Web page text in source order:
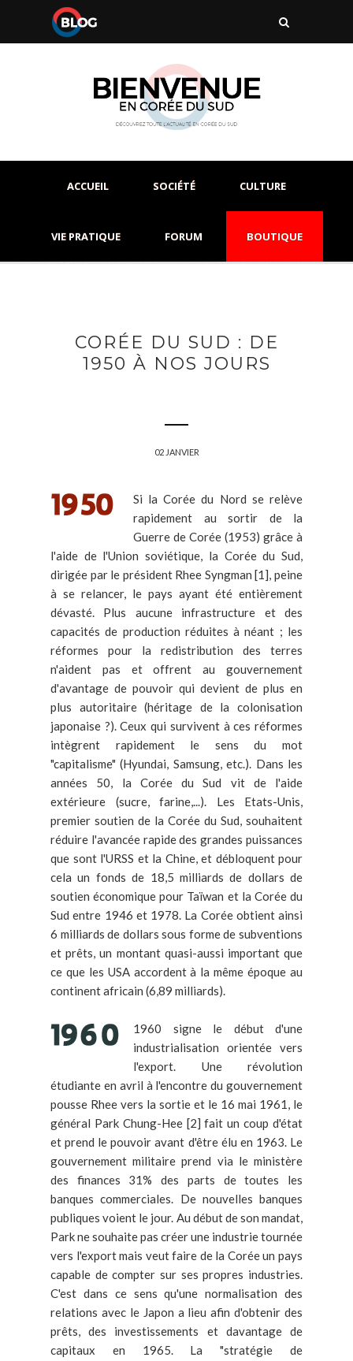
ACCUEIL SOCIÉTÉ CULTURE
VIE PRATIQUE FORUM BOUTIQUE
CORÉE DU SUD : DE
1950 À NOS JOURS
02 JANVIER
Si la Corée du Nord se relève
rapidement au sortir de la
Guerre de Corée (1953) grâce à
l'aide de l'Union soviétique, la Corée du Sud,
dirigée par le président Rhee Syngman [1], peine
à se relancer, le pays ayant été entièrement
dévasté. Plus aucune infrastructure et des
capacités de production réduites à néant ; les
réformes pour la redistribution des terres
n'aident pas et offrent au gouvernement
d'avantage de pouvoir qui devient de plus en
plus autoritaire (héritage de la colonisation
japonaise ?). Ceux qui survivent à ces réformes
intègrent rapidement le sens du mot
"capitalisme" (Hyundai, Samsung, etc.). Dans les
années 50, la Corée du Sud vit de l'aide
extérieure (sucre, farine,...). Les Etats-Unis,
premier soutien de la Corée du Sud, souhaitent
réduire l'avancée rapide des grandes puissances
que sont l'URSS et la Chine, et débloquent pour
cela un fonds de 18,5 milliards de dollars de
soutien économique pour Taïwan et la Corée du
Sud entre 1946 et 1978. La Corée obtient ainsi
6 milliards de dollars sous forme de subventions
et prêts, un montant quasi-aussi important que
ce que les USA accordent à la même époque au
continent africain (6,89 milliards).
1960 signe le début d'une
industrialisation orientée vers
l'export. Une révolution
étudiante en avril à l'encontre du gouvernement
pousse Rhee vers la sortie et le 16 mai 1961, le
général Park Chung-Hee [2] fait un coup d'état
et prend le pouvoir avant d'être élu en 1963. Le
gouvernement militaire prend via le ministère
des finances 31% des parts de toutes les
banques commerciales. De nouvelles banques
publiques voient le jour. Au début de son mandat,
Park ne souhaite pas créer une industrie tournée
vers l'export mais veut faire de la Corée un pays
capable de compter sur ses propres industries.
C'est dans ce sens qu'une normalisation des
relations avec le Japon a lieu afin d'obtenir des
prêts, des investissements et davantage de
capitaux en 1965. La "stratégie de